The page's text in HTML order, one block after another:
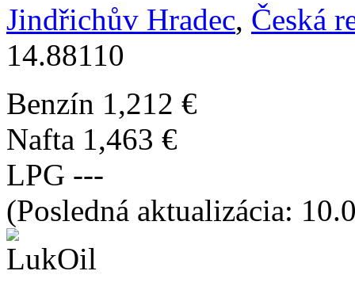
Jindřichův Hradec, Česká
14.88110
Benzín 1,212 €
Nafta 1,463 €
LPG ---
(Posledná aktualizácia: